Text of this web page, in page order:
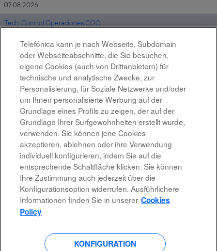
07.08.2026
Tech_Control Operaciones COO
07.08.2026
Altostratus_Cloud Architect Google
MADRID, ES
07.08.2026
Ergebnisse1 – 10
Rechtshinweis
Barrierefreiheit
W W
Telefónica kann je nach Webseite, Subdomain
oder Webseiteabschnitte, die Sie besuchen,
eigene Cookies (auch von Drittanbietern) für
technische und analytische Zwecke, zur
Personalisierung, für Soziale Netzwerke und/oder
um Ihnen personalisierte Werbung auf der
Grundlage eines Profils zu zeigen, der auf der
Grundlage Ihrer Surfgewohnheiten erstellt wurde,
verwenden. Sie können jene Cookies
akzeptieren, ablehnen oder ihre Verwendung
individuell konfigurieren, indem Sie auf die
entsprechende Schaltfläche klicken. Sie können
Ihre Zustimmung auch jederzeit über die
Konfigurationsoption widerrufen. Ausführlichere
Informationen finden Sie in unserer Cookies
Policy
KONFIGURATION